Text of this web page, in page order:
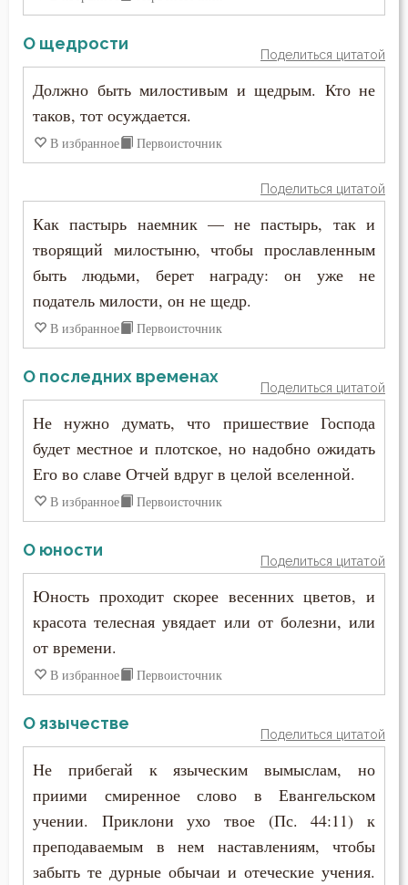
О щедрости
Поделиться цитатой
Должно быть милостивым и щедрым. Кто не
таков, тот осуждается.
В избранное Первоисточник
Поделиться цитатой
Как пастырь наемник — не пастырь, так и
творящий милостыню, чтобы прославленным
быть людьми, берет награду: он уже не
податель милости, он не щедр.
В избранное Первоисточник
О последних временах
Поделиться цитатой
Не нужно думать, что пришествие Господа
будет местное и плотское, но надобно ожидать
Его во славе Отчей вдруг в целой вселенной.
В избранное Первоисточник
О юности
Поделиться цитатой
Юность проходит скорее весенних цветов, и
красота телесная увядает или от болезни, или
от времени.
В избранное Первоисточник
О язычестве
Поделиться цитатой
Не прибегай к языческим вымыслам, но
приими смиренное слово в Евангельском
учении. Приклони ухо твое (Пс. 44:11) к
преподаваемым в нем наставлениям, чтобы
забыть те дурные обычаи и отеческие учения.